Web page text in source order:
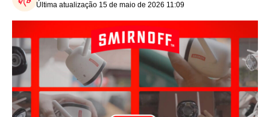
Última atualização 15 de maio de 2026 11:09